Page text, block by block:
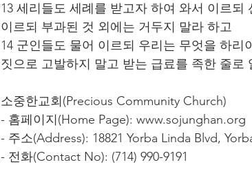
13 세리들도 세례를 받고자 하여 와서 이르
이르되 부과된 것 외에는 거두지 말라 하고
14 군인들도 물어 이르되 우리는 무엇을 하
짓으로 고발하지 말고 받는 급료를 족한 줄로
소중한교회(Precious Community Church)
- 홈페이지(Home Page): www.sojunghan.org
- 주소(Address): 18821 Yorba Linda Blvd,
- 전화(Contact No): (714) 990-9191